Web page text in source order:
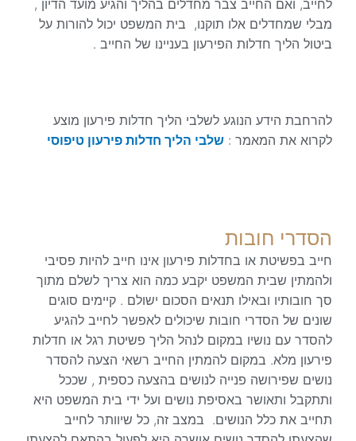
לחייב, ואם החייב צבר מחדלים בהליך והגיע מועד הדיון ,
מבלי שמחדלים אלו תוקנו, בית המשפט יכול להורות על
ביטול הליך חדלות הפירעון בעניינו של החייב .
להרחבת הידע הנוגע לשלבי הליך חדלות פירעון מוצע
לקרוא את המאמר : שלבי הליך חדלות פירעון טיפוסי
הסדרי חובות
חייב בפשיטת או בחדלות פירעון אינו חייב להיות פסיבי
ולהמתין שבית המשפט יקבע כמה הוא צריך לשלם מתוך
סך חובותיו ובאילו תנאים הסכום ישולם . קיימים סוגים
שונים של הסדרי חובות שיכולים לאפשר לחייב להגיע
להסדר עם נושיו במקום לנהל הליך פשיטת רגל או חדלות
פירעון מלא. במקום להמתין החייב רשאי הצעה להסדר
נושים שפירושה פנייה לנושים בהצעה כספית , שככל
ותתקבל ותאושר באסיפת נושים ועל ידי בית המשפט היא
תחייב את כלל הנושים. במצב זה, כל שיוותר לחייב